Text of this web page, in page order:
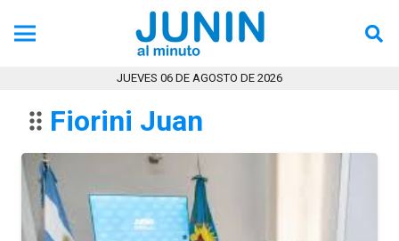
Tecno
Ultimas Noticias
JUEVES 06 DE AGOSTO DE 2026
drag_indicator Fiorini Juan